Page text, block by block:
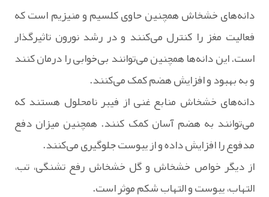
دانه‌های خشخاش همچنین حاوی کلسیم و منیزیم است که
فعالیت مغز را کنترل می‌کنند و در رشد نورون تاثیرگذار
است. این دانه‌ها همچنین می‌توانند بی‌خوابی را درمان کنند
و به بهبود و افزایش هضم کمک می‌کنند.
دانه‌های خشخاش منابع غنی از فیبر نامحلول هستند که
می‌توانند به هضم آسان کمک کنند. همچنین میزان دفع
مدفوع را افزایش داده و از یبوست جلوگیری می‌کنند.
از دیگر خواص خشخاش و گل خشخاش رفع تشنگی، تب،
التهاب، یبوست و التهاب شکم موثر است.